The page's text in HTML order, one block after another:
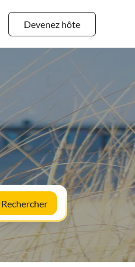
Devenez hôte
Rechercher